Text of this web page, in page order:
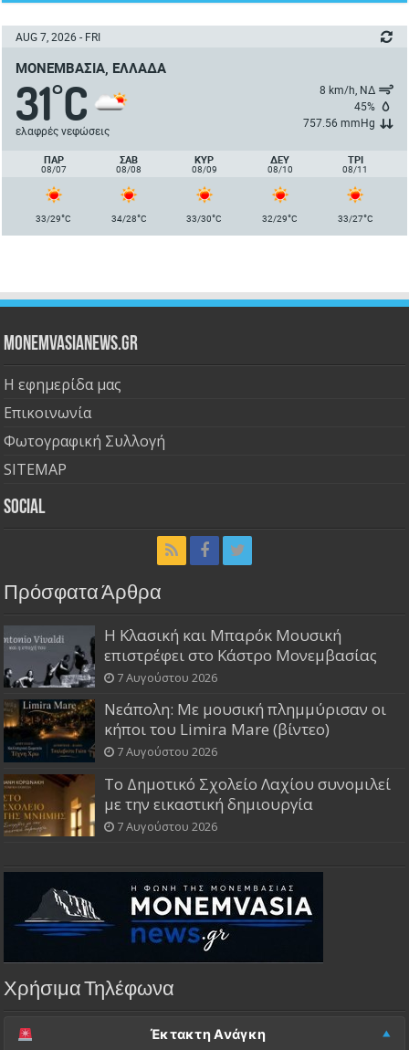
AUG 7, 2026 - FRI
ΜΟΝΕΜΒΑΣΙΆ, ΕΛΛΆΔΑ
31°C
ελαφρές νεφώσεις
8 km/h, ΝΔ
45%
757.56 mmHg
ΠΑΡ
08/07
ΣΑΒ
08/08
ΚΥΡ
08/09
ΔΕΥ
08/10
ΤΡΙ
08/11
33/29°C 34/28°C 33/30°C 32/29°C 33/27°C
Monemvasianews.gr
Η εφημερίδα μας
Επικοινωνία
Φωτογραφική Συλλογή
SITEMAP
Social
Πρόσφατα Άρθρα
Η Κλασική και Μπαρόκ Μουσική
επιστρέφει στο Κάστρο Μονεμβασίας
7 Αυγούστου 2026
Νεάπολη: Με μουσική πλημμύρισαν οι
κήποι του Limira Mare (βίντεο)
7 Αυγούστου 2026
Το Δημοτικό Σχολείο Λαχίου συνομιλεί
με την εικαστική δημιουργία
7 Αυγούστου 2026
Χρήσιμα Τηλέφωνα
Έκτακτη Ανάγκη